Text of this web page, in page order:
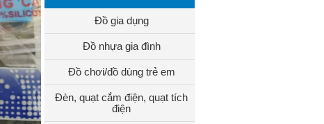
Đồ gia dụng
Đồ nhựa gia đình
Đồ chơi/đồ dùng trẻ em
Đèn, quạt cắm điện, quạt tích
điện